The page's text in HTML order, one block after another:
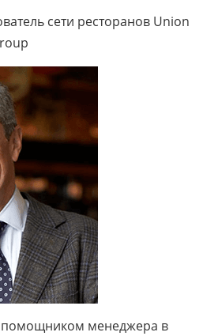
сети ресторанов Union
менеджера в